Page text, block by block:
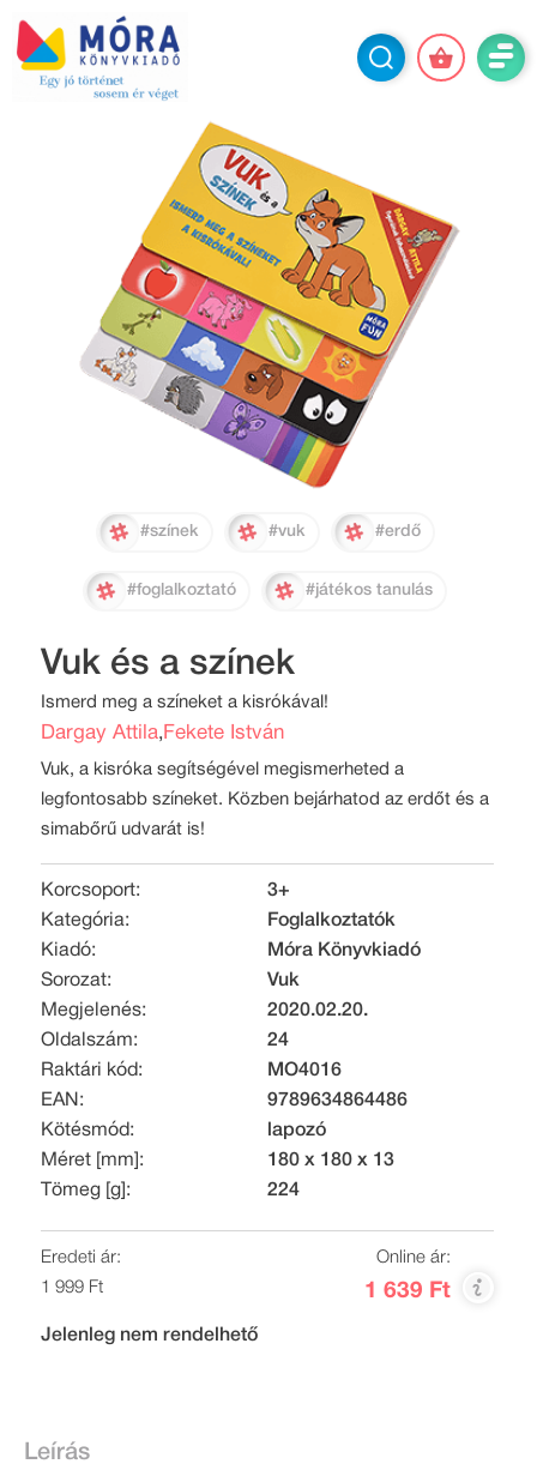
#színek #vuk #erdő
#foglalkoztató #játékos tanulás
Vuk és a színek
Ismerd meg a színeket a kisrókával!
Dargay Attila, Fekete István
Vuk, a kisróka segítségével megismerheted a
legfontosabb színeket. Közben bejárhatod az erdőt és a
simabőrű udvarát is!
Korcsoport:
3+
Kategória:
Foglalkoztatók
Kiadó:
Móra Könyvkiadó
Sorozat:
Vuk
Megjelenés:
2020.02.20.
Oldalszám:
24
Raktári kód:
MO4016
EAN:
9789634864486
Kötésmód:
lapozó
Méret [mm]:
180 x 180 x 13
Tömeg [g]:
224
Eredeti ár:
1 999 Ft
Online ár:
1 639 Ft
Jelenleg nem rendelhető
Leírás